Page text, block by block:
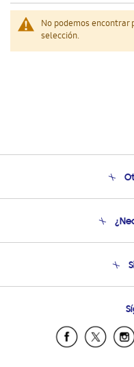
No podemos encontrar
selección.